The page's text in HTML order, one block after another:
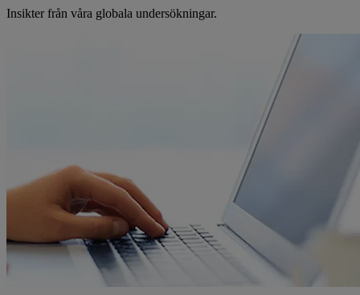
Insikter från våra globala undersökningar.